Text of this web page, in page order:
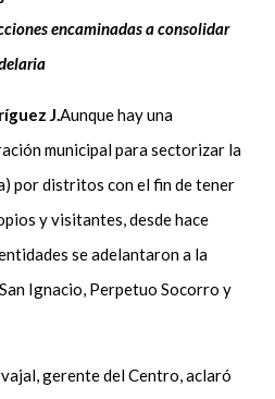
encaminadas a consolidar
J.Aunque hay una
municipal para sectorizar la
por distritos con el fin de tener
y visitantes, desde hace
se adelantaron a la
Ignacio, Perpetuo Socorro y
gerente del Centro, aclaró